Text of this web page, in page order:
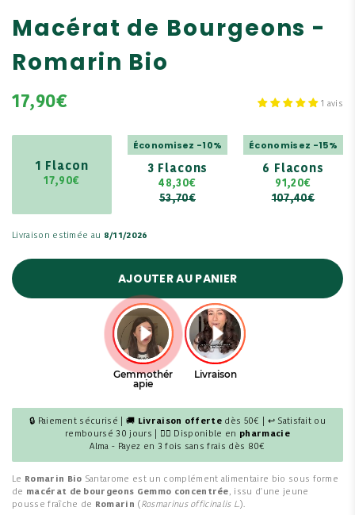
Macérat de Bourgeons -
Romarin Bio
17,90€ 1 avis
1 Flacon
17,90€
3 Flacons
Économisez -10%
48,30€
53,70€
6 Flacons
Économisez -15%
91,20€
107,40€
Livraison estimée au 8/11/2026
AJOUTER AU PANIER
🔒 Paiement sécurisé | 🚚 Livraison offerte dès 50€ | ↩ Satisfait ou
remboursé 30 jours | 👩‍⚕️ Disponible en pharmacie
Alma - Payez en 3 fois sans frais dès 80€
Le Romarin Bio Santarome est un complément alimentaire bio sous forme
de macérat de bourgeons Gemmo concentrée, issu d'une jeune
pousse fraîche de
Romarin ( Rosmarinus officinalis L.).